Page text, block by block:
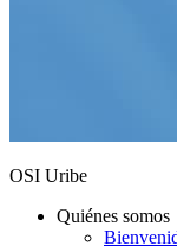
OSI Uribe
Quiénes somos